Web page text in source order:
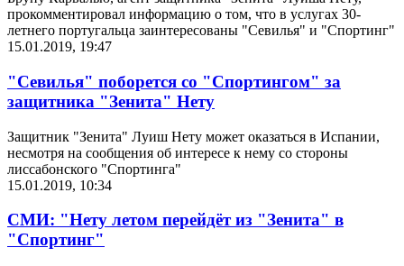
прокомментировал информацию о том, что в услугах 30-
летнего португальца заинтересованы "Севилья" и "Спортинг"
15.01.2019, 19:47
"Севилья" поборется со "Спортингом" за
защитника "Зенита" Нету
Защитник "Зенита" Луиш Нету может оказаться в Испании,
несмотря на сообщения об интересе к нему со стороны
лиссабонского "Спортинга"
15.01.2019, 10:34
СМИ: "Нету летом перейдёт из "Зенита" в
"Спортинг"